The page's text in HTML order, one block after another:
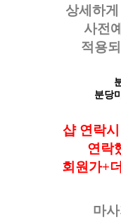
상세하
사전
적용
분당
샵 연락
연락
회원가+
마